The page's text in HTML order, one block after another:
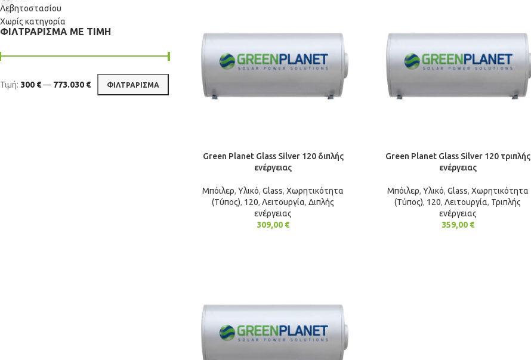
Λεβητοστασίου
Χωρίς κατηγορία
ΦΙΛΤΡΆΡΙΣΜΑ ΜΕ ΤΙΜΉ
ΦΙΛΤΡΆΡΙΣΜΑ
Τιμή: 300 €— 773.030 €
Green Planet Glass Silver 120 διπλής
ενέργειας
Μπόιλερ,Υλικό,Glass,Χωρητικότητα
(Τύπος), 120,Λειτουργία,Διπλής
ενέργειας
309,00 €
Green Planet Glass Silver 120 τριπλής
ενέργειας
Μπόιλερ, Υλικό, Glass, Χωρητικότητα
(Τύπος), 120,Λειτουργία, Τριπλής
ενέργειας
359,00 €